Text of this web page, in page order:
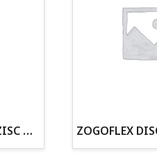
Aquanatura!
por equipo veterinario
personalizado
ZOGOFLEX DISCO ZISC MINI (16CM) FLUORESCENTE